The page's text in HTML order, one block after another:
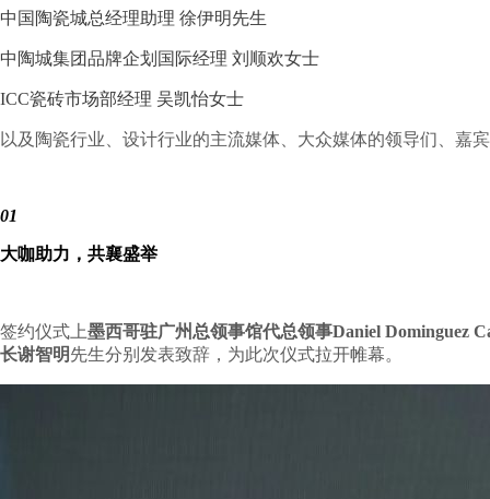
中国陶瓷城总经理助理 徐伊明先生
中陶城集团品牌企划国际经理 刘顺欢女士
ICC瓷砖市场部经理 吴凯怡女士
以及陶瓷行业、设计行业的主流媒体、大众媒体的领导们、嘉
01
大咖助力，共襄盛举
签约仪式上墨西哥驻广州总领事馆代总领事Daniel Dominguez
长谢智明先生分别发表致辞，为此次仪式拉开帷幕。